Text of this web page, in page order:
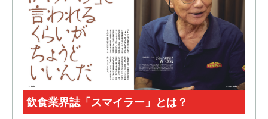
飲食業界誌「スマイラー」とは？